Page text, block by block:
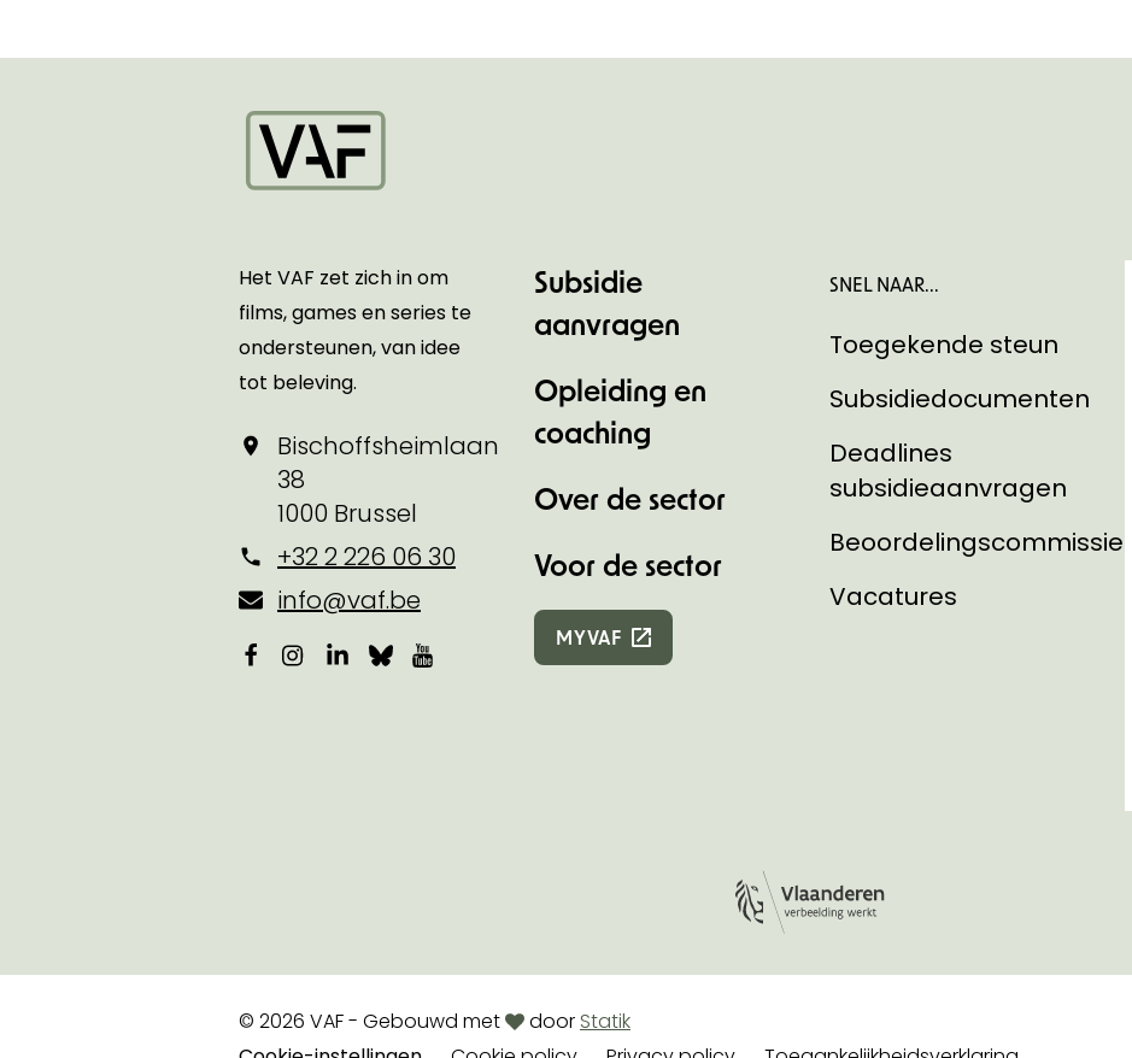
Het VAF zet zich in om
films, games en series te
ondersteunen, van idee
tot beleving.
Bischoffsheimlaan
38
1000 Brussel
+32 2 226 06 30
info@vaf.be
Facebook
Instagram
LinkedIn
BlueskyYouTube
Subsidie
aanvragen
Opleiding en
coaching
Over de sector
Voor de sector
MYVAF
SNEL NAAR...
Toegekende steun
Subsidiedocumenten
Deadlines
subsidieaanvragen
Beoordelingscommissies
Vacatures
© 2026 VAF - Gebouwd metlovedoor Statik